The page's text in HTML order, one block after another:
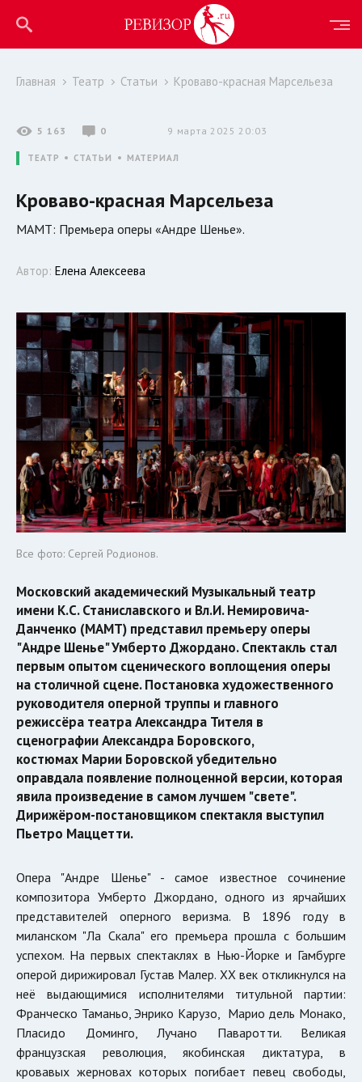
Главная Театр Статьи Кроваво-красная Марсельеза
5 163 0 9 марта 2025 20:03
ТЕАТР СТАТЬИ МАТЕРИАЛ
Кроваво-красная Марсельеза
МАМТ: Премьера оперы «Андре Шенье».
Автор: Елена Алексеева
Все фото: Сергей Родионов.
Московский академический Музыкальный театр
имени К.С. Станиславского и Вл.И. Немировича-
Данченко (МАМТ) представил премьеру оперы
"Андре Шенье" Умберто Джордано. Спектакль стал
первым опытом сценического воплощения оперы
на столичной сцене. Постановка художественного
руководителя оперной труппы и главного
режиссёра театра Александра Тителя в
сценографии Александра Боровского,
костюмах Марии Боровской убедительно
оправдала появление полноценной версии, которая
явила произведение в самом лучшем "свете".
Дирижёром-постановщиком спектакля выступил
Пьетро Маццетти.
Опера "Андре Шенье" - самое известное сочинение
композитора Умберто Джордано, одного из ярчайших
представителей оперного веризма. В 1896 году в
миланском "Ла Скала" его премьера прошла с большим
успехом. На первых спектаклях в Нью-Йорке и Гамбурге
оперой дирижировал Густав Малер. XX век откликнулся на
неё выдающимися исполнителями титульной партии:
Франческо Таманьо, Энрико Карузо, Марио дель Монако,
Пласидо Доминго, Лучано Паваротти. Великая
французская революция, якобинская диктатура, в
кровавых жерновах которых погибает певец свободы,